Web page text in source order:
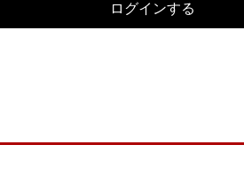
ログインする